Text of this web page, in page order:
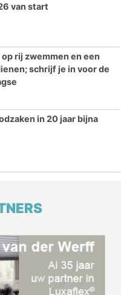
van start
rij zwemmen en een
schrijf je in voor de
in 20 jaar bijna